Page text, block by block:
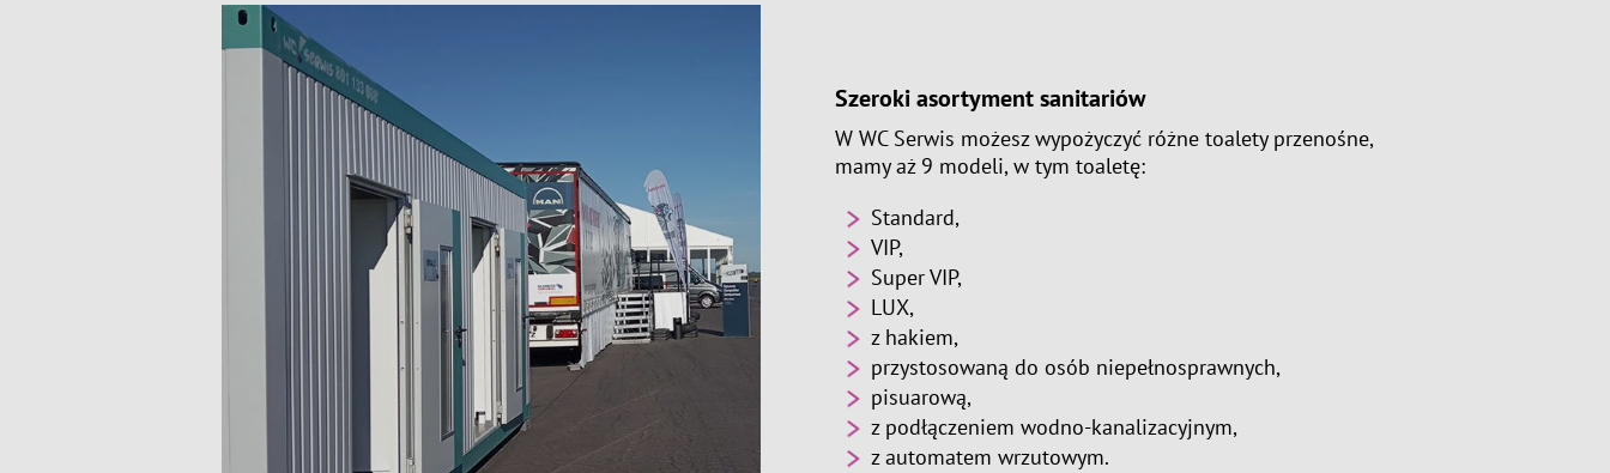
Szeroki asortyment sanitariów
W WC Serwis możesz wypożyczyć różne toalety przenośne,
mamy aż 9 modeli, w tym toaletę:
Standard,
VIP,
Super VIP,
LUX,
z hakiem,
przystosowaną do osób niepełnosprawnych,
pisuarową,
z podłączeniem wodno-kanalizacyjnym,
z automatem wrzutowym.